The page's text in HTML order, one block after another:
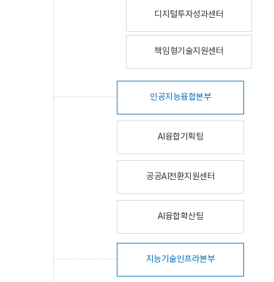
디지털투자성과센터
책임형기술지원센터
인공지능융합본부
AI융합기획팀
공공AI전환지원센터
AI융합확산팀
지능기술인프라본부